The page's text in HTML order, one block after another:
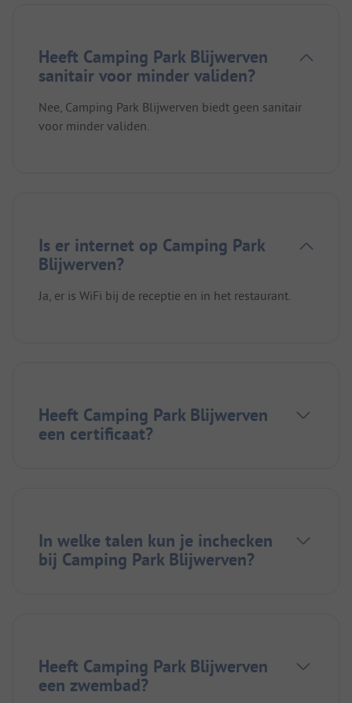
Heeft Camping Park Blijwerven
sanitair voor minder validen?
Nee, Camping Park Blijwerven biedt geen sanitair
voor minder validen.
Is er internet op Camping Park
Blijwerven?
Ja, er is WiFi bij de receptie en in het restaurant.
Heeft Camping Park Blijwerven
een certificaat?
In welke talen kun je inchecken
bij Camping Park Blijwerven?
Heeft Camping Park Blijwerven
een zwembad?